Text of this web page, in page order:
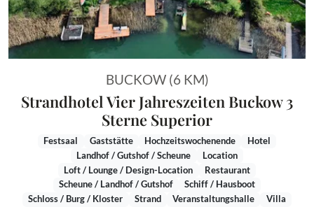
BUCKOW (6 KM)
Strandhotel Vier Jahreszeiten Buckow 3
Sterne Superior
Festsaal Gaststätte Hochzeitswochenende
Hotel
Landhof / Gutshof / Scheune
Location
Loft / Lounge / Design-Location
Restaurant
Scheune / Landhof / Gutshof
Schiff / Hausboot
Schloss / Burg / Kloster
Strand Veranstaltungshalle Villa